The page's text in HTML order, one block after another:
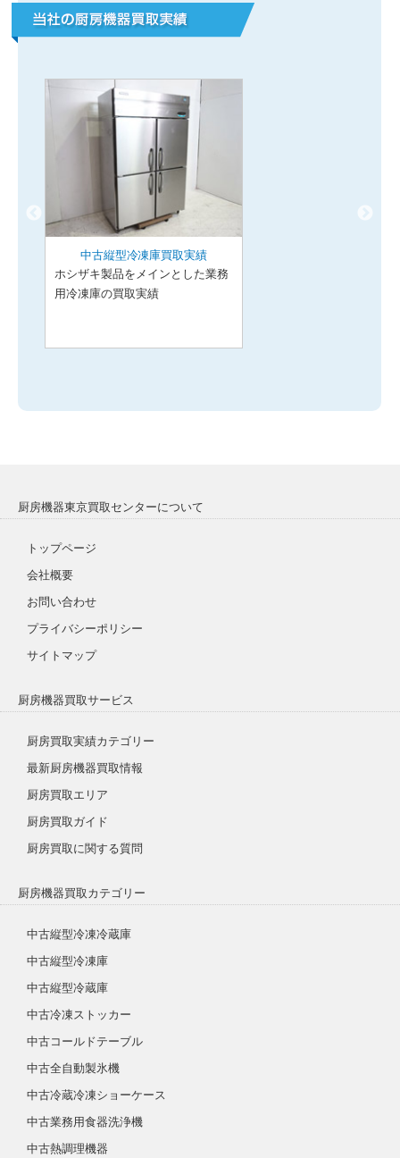
中古縦型冷凍庫買取実績
ホシザキ製品をメインとした業務
用冷凍庫の買取実績
厨房機器東京買取センターについて
トップページ
会社概要
お問い合わせ
プライバシーポリシー
サイトマップ
厨房機器買取サービス
厨房買取実績カテゴリー
最新厨房機器買取情報
厨房買取エリア
厨房買取ガイド
厨房買取に関する質問
厨房機器買取カテゴリー
中古縦型冷凍冷蔵庫
中古縦型冷凍庫
中古縦型冷蔵庫
中古冷凍ストッカー
中古コールドテーブル
中古全自動製氷機
中古冷蔵冷凍ショーケース
中古業務用食器洗浄機
中古熱調理機器